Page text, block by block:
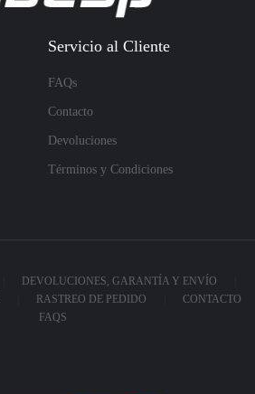
Servicio al Cliente
FAQs
Contacto
Devoluciones
Términos y Condiciones
DEVOLUCIONES, GARANTÍA Y ENVÍO
RASTREO DE PEDIDO
CONTACTO
FAQS